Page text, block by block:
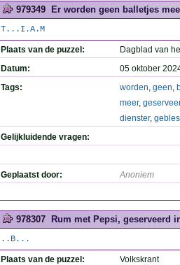
979349 Er worden geen balletjes
T...I.A.M
Plaats van de puzzel:
Dagblad van
Datum:
05 oktober
Tags:
worden, geen,
meer,
dienster,
Gelijkluidende vragen:
Geplaatst door: Anoniem
978307 Rum met Pepsi, geserveerd
..B...
Plaats van de puzzel:
Volkskrant